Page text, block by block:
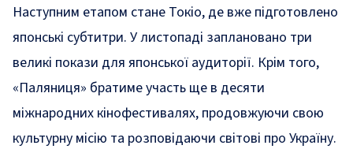
Наступним етапом стане Токіо, де вже підготовлено
японські субтитри. У листопаді заплановано три
великі покази для японської аудиторії. Крім того,
«Паляниця» братиме участь ще в десяти
міжнародних кінофестивалях, продовжуючи свою
культурну місію та розповідаючи світові про Україну.